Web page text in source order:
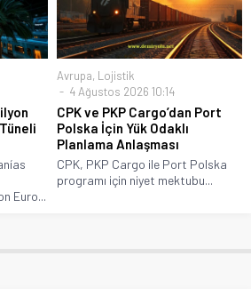
Euro...
Avrupa, Lojistik
4 Ağustos 2026 10:14
CPK ve PKP Cargo’dan Port
Polska İçin Yük Odaklı
Planlama Anlaşması
CPK, PKP Cargo ile Port Polska
programı için niyet mektubu...